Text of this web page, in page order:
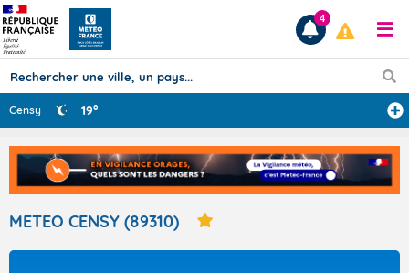
Prévisions
TOUS LES RÉSULTATS
Articles
4
Censy 19°
METEO CENSY (89310)